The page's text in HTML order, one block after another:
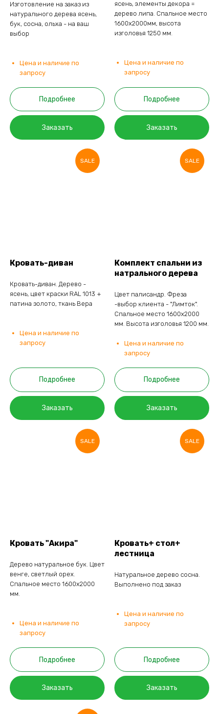
Изготовление на заказ из
натурального дерева ясень,
бук, сосна, ольха - на ваш
выбор
Цена и наличие по
запросу
Подробнее
Заказать
ясень, элементы декора =
дерево липа. Спальное место
1600х2000мм, высота
изголовья 1250 мм.
Цена и наличие по
запросу
Подробнее
Заказать
SALE
Кровать-диван
Кровать-диван. Дерево -
ясень, цвет краски RAL 1013 +
патина золото, ткань Вера
Цена и наличие по
запросу
Подробнее
Заказать
SALE
Комплект спальни из
натрального дерева
Цвет палисандр. Фреза
-выбор клиента - "Лимток".
Спальное место 1600х2000
мм. Высота изголовья 1200 мм.
Цена и наличие по
запросу
Подробнее
Заказать
SALE
Кровать "Акира"
Дерево натуральное бук. Цвет
венге, светлый орех.
Спальное место 1600х2000
мм.
Цена и наличие по
запросу
Подробнее
Заказать
SALE
Кровать+ стол+
лестница
Натуральное дерево сосна.
Выполнено под заказ
Цена и наличие по
запросу
Подробнее
Заказать